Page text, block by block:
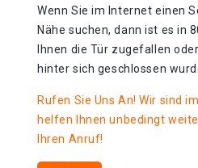
Wenn Sie im Internet einen
Nähe suchen, dann ist es in
Ihnen die Tür zugefallen
hinter sich geschlossen
Rufen Sie Uns An! Wir sind
helfen Ihnen unbedingt
Ihren Anruf!